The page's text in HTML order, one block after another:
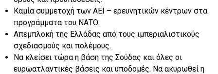
Καμία συμμετοχή των ΑΕΙ – ερευνητικών κέντρων στα
προγράμματα του ΝΑΤΟ.
Απεμπλοκή της Ελλάδας από τους ιμπεριαλιστικούς
σχεδιασμούς και πολέμους.
Να κλείσει τώρα η βάση της Σούδας και όλες οι
ευρωατλαντικές βάσεις και υποδομές. Να ακυρωθεί η